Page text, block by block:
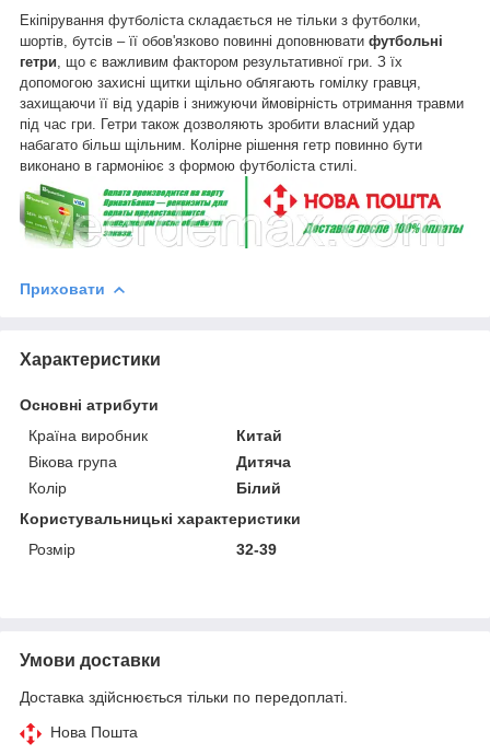
Екіпірування футболіста складається не тільки з футболки,
шортів, бутсів – її обов'язково повинні доповнювати футбольні
гетри, що є важливим фактором результативної гри. З їх
допомогою захисні щитки щільно облягають гомілку гравця,
захищаючи її від ударів і знижуючи ймовірність отримання травми
під час гри. Гетри також дозволяють зробити власний удар
набагато більш щільним. Колірне рішення гетр повинно бути
виконано в гармоніює з формою футболіста стилі.
Приховати
Характеристики
Основні атрибути
Країна виробник
Китай
Вікова група
Дитяча
Колір
Білий
Користувальницькі характеристики
Розмір
32-39
Умови доставки
Доставка здійснюється тільки по передоплаті.
Нова Пошта